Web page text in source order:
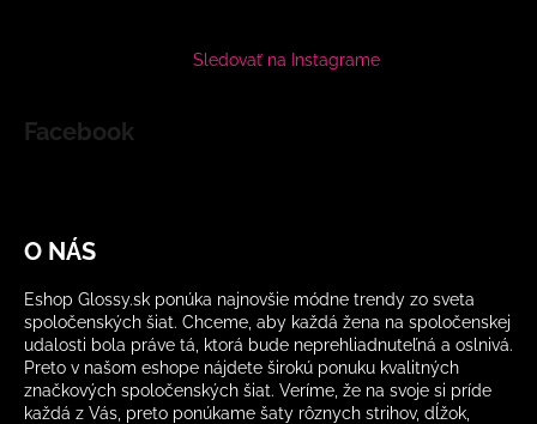
Sledovať na Instagrame
Facebook
O NÁS
Eshop Glossy.sk ponúka najnovšie módne trendy zo sveta
spoločenských šiat. Chceme, aby každá žena na spoločenskej
udalosti bola práve tá, ktorá bude neprehliadnuteľná a oslnivá.
Preto v našom eshope nájdete širokú ponuku kvalitných
značkových spoločenských šiat. Veríme, že na svoje si príde
každá z Vás, preto ponúkame šaty rôznych strihov, dĺžok,